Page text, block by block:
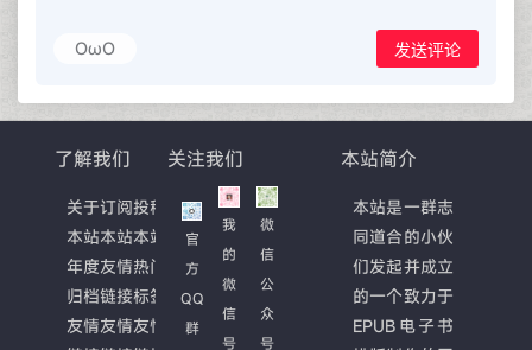
OωO 发送评论
了解我们
关于
本站
订阅
本站
投稿
本站
年度
归档
友情
链接
热门
标签
友情友情友情
关注我们
官
方
QQ
群
我
的
微
信
号
微
信
公
众
号
本站简介
本站是一群志
同道合的小伙
们发起并成立
的一个致力于
EPUB电子书